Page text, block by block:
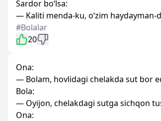
Sardor bo‘lsa:
— Kaliti menda-ku, o‘zim haydayman-
#Bolalar
20
Ona:
— Bolam, hovlidagi chelakda sut bor
Bola:
— Oyijon, chelakdagi sutga sichqon
Ona: